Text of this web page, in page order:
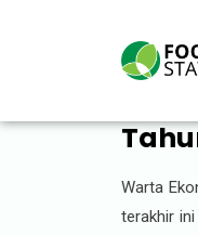
Warta
terakhir